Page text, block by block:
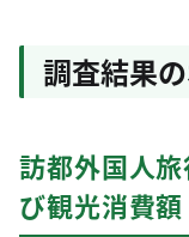
調査結果
訪都外国人
び観光消費